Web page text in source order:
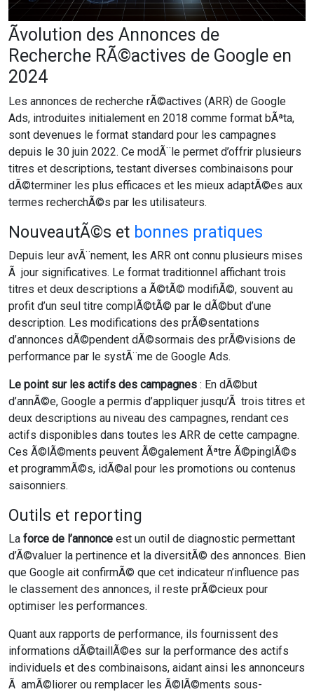
Ãvolution des Annonces de
Recherche RÃ©actives de Google en
2024
Les annonces de recherche rÃ©actives (ARR) de Google
Ads, introduites initialement en 2018 comme format bÃªta,
sont devenues le format standard pour les campagnes
depuis le 30 juin 2022. Ce modÃ¨le permet d’offrir plusieurs
titres et descriptions, testant diverses combinaisons pour
dÃ©terminer les plus efficaces et les mieux adaptÃ©es aux
termes recherchÃ©s par les utilisateurs.
NouveautÃ©s et bonnes pratiques
Depuis leur avÃ¨nement, les ARR ont connu plusieurs mises
Ã jour significatives. Le format traditionnel affichant trois
titres et deux descriptions a Ã©tÃ© modifiÃ©, souvent au
profit d’un seul titre complÃ©tÃ© par le dÃ©but d’une
description. Les modifications des prÃ©sentations
d’annonces dÃ©pendent dÃ©sormais des prÃ©visions de
performance par le systÃ¨me de Google Ads.
Le point sur les actifs des campagnes : En dÃ©but
d’annÃ©e, Google a permis d’appliquer jusqu’Ã trois titres et
deux descriptions au niveau des campagnes, rendant ces
actifs disponibles dans toutes les ARR de cette campagne.
Ces Ã©lÃ©ments peuvent Ã©galement Ãªtre Ã©pinglÃ©s
et programmÃ©s, idÃ©al pour les promotions ou contenus
saisonniers.
Outils et reporting
La force de l’annonce est un outil de diagnostic permettant
d’Ã©valuer la pertinence et la diversitÃ© des annonces. Bien
que Google ait confirmÃ© que cet indicateur n’influence pas
le classement des annonces, il reste prÃ©cieux pour
optimiser les performances.
Quant aux rapports de performance, ils fournissent des
informations dÃ©taillÃ©es sur la performance des actifs
individuels et des combinaisons, aidant ainsi les annonceurs
Ã amÃ©liorer ou remplacer les Ã©lÃ©ments sous-